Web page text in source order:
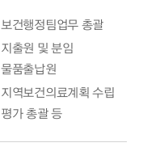
보건행정팀업무 총괄
지출원 및 분임
물품출납원
지역보건의료계획 수립
평가 총괄 등